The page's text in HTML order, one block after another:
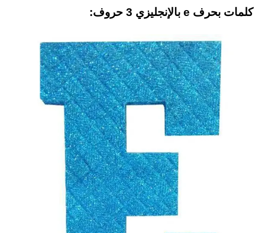
كلمات بحرف e بالإنجليزي 3 حروف: